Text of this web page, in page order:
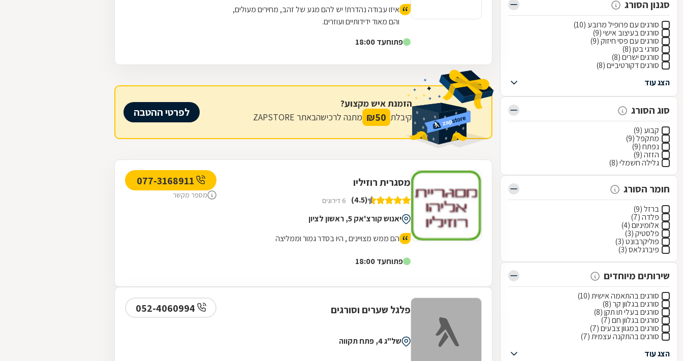
סגנון הסורג
סורגים עם פרופיל מרובע (10)
סורגים בעיצוב אישי (9)
סורגים עם פסי חיזוק (9)
סורגי בטן (8)
סורגים ישרים (8)
סורגים דקורטיביים (8)
הצג עוד
סוג הסורג
קבוע (9)
מתקפל (9)
נפתח (9)
הזזה (9)
גלילה חשמלי (8)
חומר הסורג
ברזל (9)
פלדה (7)
אלומיניום (4)
פלסטיק (3)
פוליקרבונט (3)
פיברגלאס (3)
שירותים מיוחדים
סורגים בהתאמה אישית (10)
סורגים בגלוון קר (8)
סורגים בעלי תו תקן (8)
סורגים בגלוון חם (7)
סורגים במגוון צבעים (7)
סורגים בהתקנה עצמית (7)
הצג עוד
איזו עבודה נהדרת! יש להם מגע של זהב, מחירים מעולים,
והם מאוד ידידותיים ועוזרים.
פתוחעד 18:00
הזמנת איש מקצוע?
קיבלת 50
₪ מתנה לרכישהבאתר ZAPSTORE לפרטי ההטבה
מסגרית רוזיליו
(4.5) 6 דירוגים
יאנוש קורצ'אק 5, ראשון לציון
הם ממש מצויינים , היו בסדר גמור וממליצה
פתוחעד 18:00
מספר מקשר
פלגל שערים וסורגים
של"ג 4, פתח תקווה